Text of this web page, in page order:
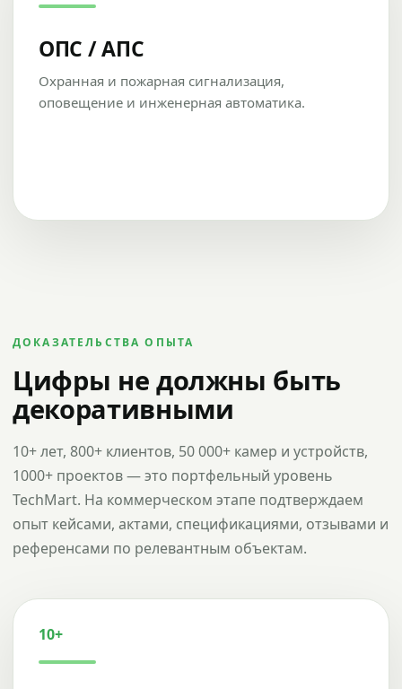
ОПС / АПС
Охранная и пожарная сигнализация,
оповещение и инженерная автоматика.
ДОКАЗАТЕЛЬСТВА ОПЫТА
Цифры не должны быть
декоративными
10+ лет, 800+ клиентов, 50 000+ камер и устройств,
1000+ проектов — это портфельный уровень
TechMart. На коммерческом этапе подтверждаем
опыт кейсами, актами, спецификациями, отзывами и
референсами по релевантным объектам.
10+